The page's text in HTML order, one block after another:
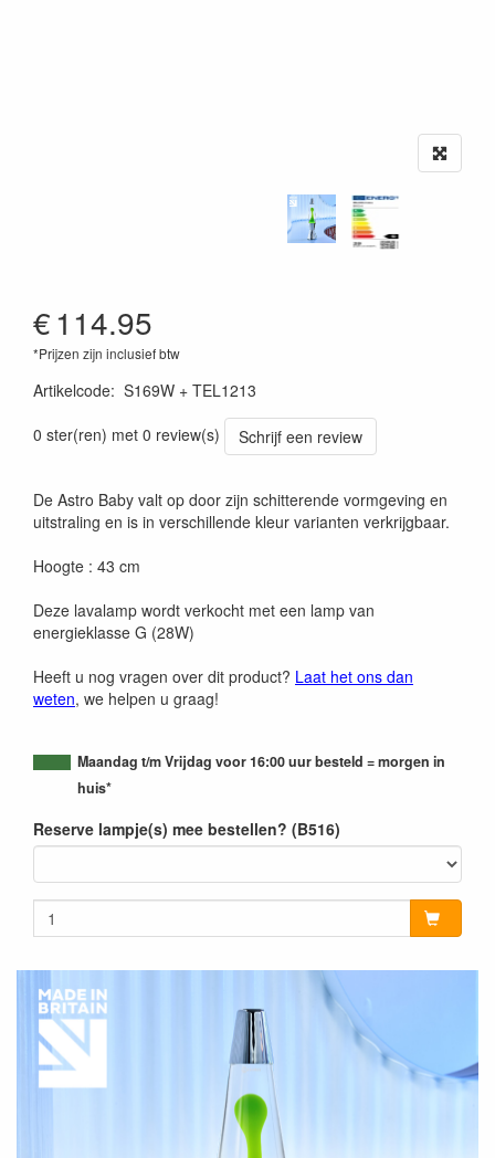
€114.95
*Prijzen zijn inclusief btw
Artikelcode: S169W + TEL1213
0 ster(ren) met 0 review(s)
Schrijf een review
De Astro Baby valt op door zijn schitterende vormgeving en
uitstraling en is in verschillende kleur varianten verkrijgbaar.
Hoogte : 43 cm
Deze lavalamp wordt verkocht met een lamp van
energieklasse G (28W)
Heeft u nog vragen over dit product? Laat het ons dan
weten, we helpen u graag!
Maandag t/m Vrijdag voor 16:00 uur besteld = morgen in
huis*
Reserve lampje(s) mee bestellen? (B516)